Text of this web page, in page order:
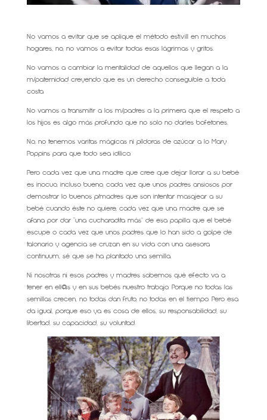
No vamos a evitar que se aplique el método estivill en muchos
hogares, no, no vamos a evitar todas esas lágrimas y gritos.
No vamos a cambiar la mentalidad de aquellos que llegan a la
m/paternidad creyendo que es un derecho conseguible a toda
costa
No vamos a transmitir a los m/padres a la primera que el respeto a
los hijos es algo más profundo que no solo no darles bofetones.
No, no tenemos varitas mágicas ni píldoras de azúcar a lo Mary
Poppins para que todo sea idílico.
Pero cada vez que una madre que cree que dejar llorar a su bebé
es inocuo, incluso bueno, cada vez que unos padres ansiosos por
demostrar lo buenos p/madres que son intentar masajear a su
bebé cuando éste no quiere, cada vez que una madre que se
afana por dar “una cucharadita más” de esa papilla que el bebé
escupe o cada vez que unos padres que lo han sido a golpe de
talonario y agencia se cruzan en su vida con una asesora
continuum, sé que se ha plantado una semilla.
Ni nosotras ni esos padres y madres sabemos qué efecto va a
tener en ell@s y en sus bebés nuestro trabajo. Porque no todas las
semillas crecen, no todas dan fruto, no todas en el tiempo. Pero esa
da igual, porque eso ya es cosa de ellos, su responsabilidad, su
libertad, su capacidad, su voluntad.